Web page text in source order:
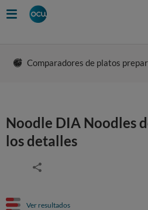
Comparadores de platos
Noodle DIA Noodles
los detalles
Ver resultados